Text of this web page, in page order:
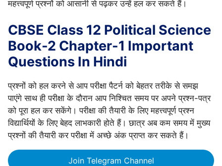
महत्त्वपूर्ण प्रश्नों को आसानी से पढ़कर उन्हें हल कर सकते हैं।
CBSE Class 12 Political Science
Book-2 Chapter-1 Important
Questions In Hindi
प्रश्नों को हल करने से आप परीक्षा पैटर्न को बेहतर तरीके से समझ
पाएंगे साथ ही परीक्षा के दौरान आप निश्चित समय पर अपने प्रश्न-पत्र
को पूरा हल कर सकेंगे। परीक्षा की तैयारी के लिए महत्त्वपूर्ण प्रश्न
विद्यार्थियों के लिए बेहद लाभकारी होते हैं। छात्र अब कम समय में मुख्य
प्रश्नों की तैयारी कर परीक्षा में अच्छे अंक प्राप्त कर सकते हैं।
Join Telegram Channel